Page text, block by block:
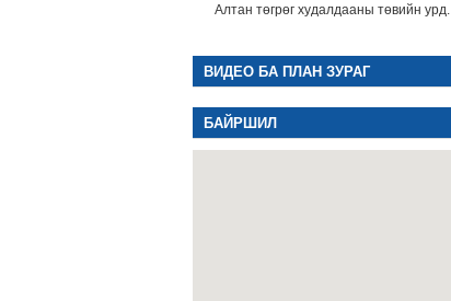
Алтан төгрөг худалдааны төвийн урд.
ВИДЕО БА ПЛАН ЗУРАГ
БАЙРШИЛ